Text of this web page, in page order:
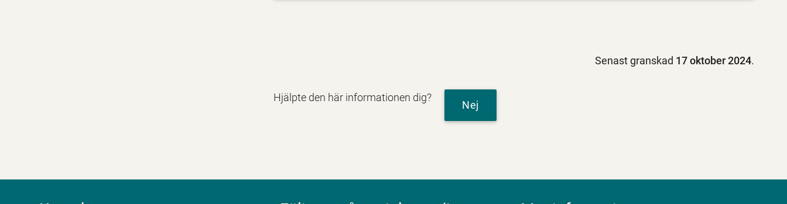
Senast granskad 17 oktober 2024.
Hjälpte den här informationen dig?
Nej